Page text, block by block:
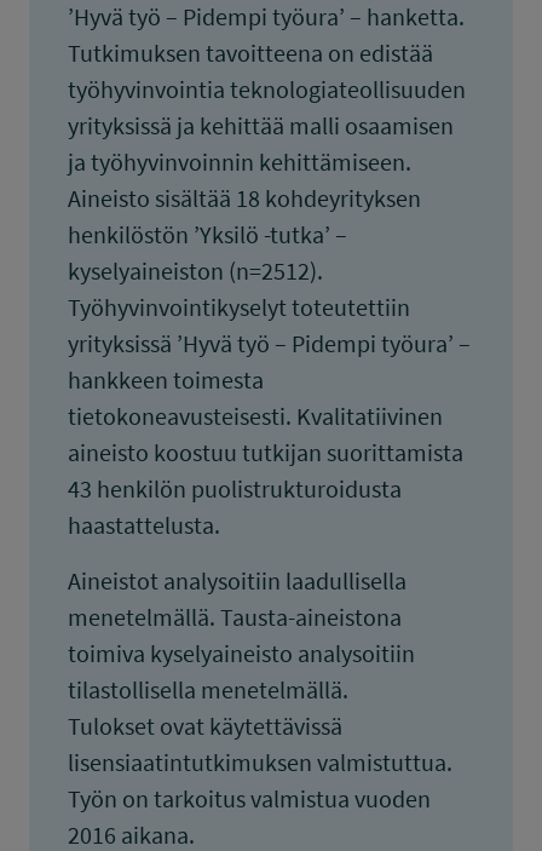
’Hyvä työ – Pidempi työura’ – hanketta.
Tutkimuksen tavoitteena on edistää
työhyvinvointia teknologiateollisuuden
yrityksissä ja kehittää malli osaamisen
ja työhyvinvoinnin kehittämiseen.
Aineisto sisältää 18 kohdeyrityksen
henkilöstön ’Yksilö -tutka’ –
kyselyaineiston (n=2512).
Työhyvinvointikyselyt toteutettiin
yrityksissä ’Hyvä työ – Pidempi työura’ –
hankkeen toimesta
tietokoneavusteisesti. Kvalitatiivinen
aineisto koostuu tutkijan suorittamista
43 henkilön puolistrukturoidusta
haastattelusta.
Aineistot analysoitiin laadullisella
menetelmällä. Tausta-aineistona
toimiva kyselyaineisto analysoitiin
tilastollisella menetelmällä.
Tulokset ovat käytettävissä
lisensiaatintutkimuksen valmistuttua.
Työn on tarkoitus valmistua vuoden
2016 aikana.